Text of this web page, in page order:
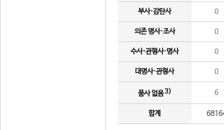
부사·감탄사 0
의존 명사·조사 0
수사·관형사·명사 0
대명사·관형사 0
품사 없음3) 6
합계